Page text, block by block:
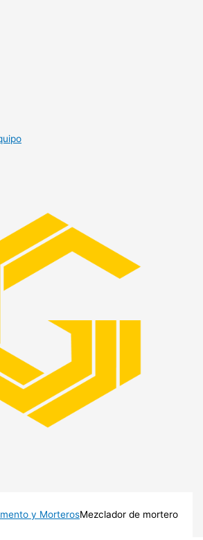
y MorterosMezclador de mortero